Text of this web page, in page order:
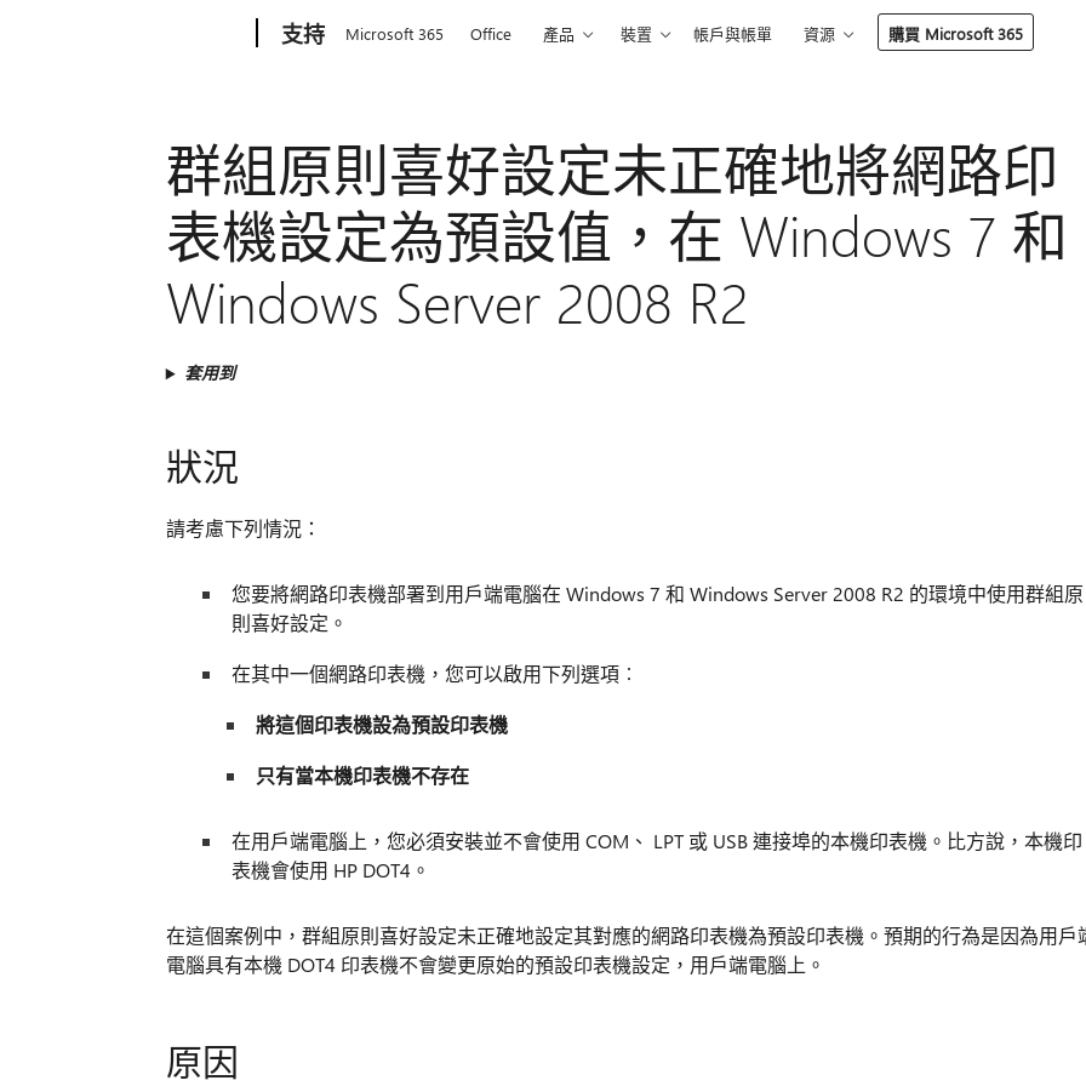
支持 Microsoft 365 Office 產品 裝置 帳戶與帳單 資源 購買 Microsoft 365
群組原則喜好設定未正確地將網路印
表機設定為預設值，在 Windows 7 和
Windows Server 2008 R2
套用到
狀況
請考慮下列情況：
您要將網路印表機部署到用戶端電腦在 Windows 7 和 Windows Server 2008 R2 的環境中使用群組原
則喜好設定。
在其中一個網路印表機，您可以啟用下列選項︰
將這個印表機設為預設印表機
只有當本機印表機不存在
在用戶端電腦上，您必須安裝並不會使用 COM、 LPT 或 USB 連接埠的本機印表機。比方說，本機印
表機會使用 HP DOT4。
在這個案例中，群組原則喜好設定未正確地設定其對應的網路印表機為預設印表機。預期的行為是因為用戶
電腦具有本機 DOT4 印表機不會變更原始的預設印表機設定，用戶端電腦上。
原因